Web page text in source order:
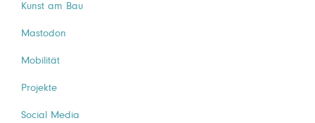
Kunst am Bau
Mastodon
Mobilität
Projekte
Social Media